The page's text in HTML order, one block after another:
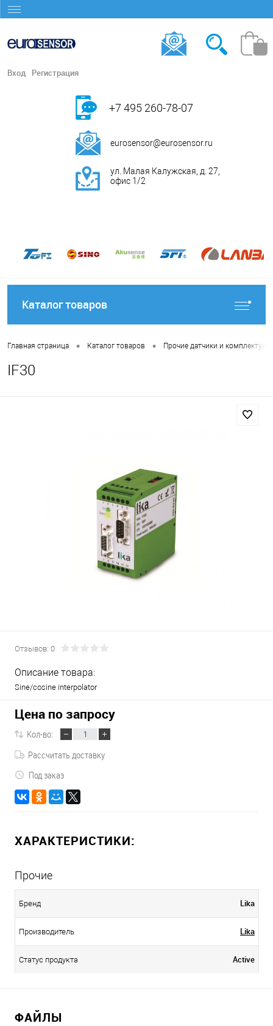
Вход Регистрация
+7 495 260-78-07
eurosensor@eurosensor.ru
ул. Малая Калужская, д. 27,
офис 1/2
Каталог товаров
Главная страница • Каталог товаров • Прочие датчики и
IF30
Отзывов: 0
Описание товара:
Sine/cosine interpolator
Цена по запросу
Кол-во:
Рассчитать доставку
Под заказ
ХАРАКТЕРИСТИКИ:
Прочие
Бренд Lika
Производитель Lika
Статус продукта Active
ФАЙЛЫ